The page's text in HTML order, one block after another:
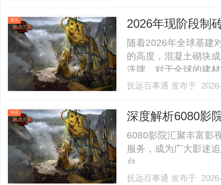
资讯
2026年现阶段制
投资回报率的终
随着2026年全球基建
的高度，混凝土砌块
洗牌。对于全球的建
的时代已经过去，取
年现阶段制砖机市场
抚远百事通 发布于
资讯
深度解析6080影
美结合
6080影院汇聚丰富影
服务，成为广大影迷
台。......
抚远百事通 发布于